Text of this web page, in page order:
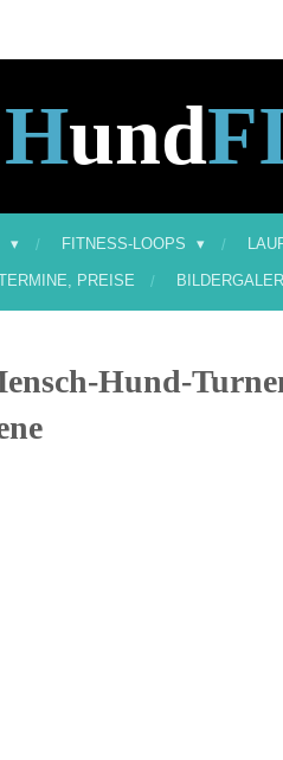
Hund
FITNESS-LOOPS
PREISE
Hund-